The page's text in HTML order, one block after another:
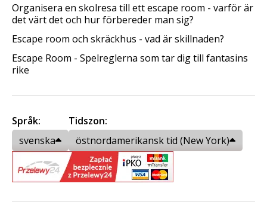
Organisera en skolresa till ett escape room - varför är
det värt det och hur förbereder man sig?
Escape room och skräckhus - vad är skillnaden?
Escape Room - Spelreglerna som tar dig till fantasins
rike
Språk:
svenska
Tidszon:
östnordamerikansk tid (New York)